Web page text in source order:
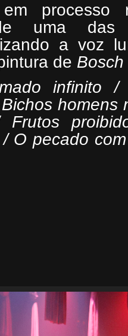
processo
uma das
a voz
de Bosch
infinito
homens
/ O pecado